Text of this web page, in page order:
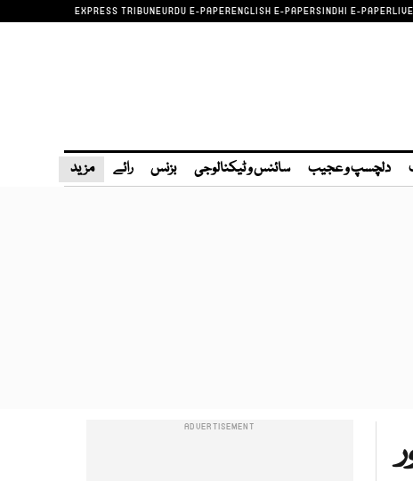
EXPRESS TRIBUNEURDU E-PAPERENGLISH E-PAPERSINDHI E-PAPER
دلچسپ و عجیب سائنس و ٹیکنالوجی بزنس رائے مزید